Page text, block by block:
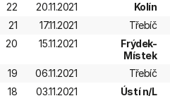
22
20.11.2021 Kolín
21
17.11.2021 Třebíč
20
15.11.2021
Frýdek-
Místek
19 06.11.2021 Třebíč
18
03.11.2021 Ústí n/L